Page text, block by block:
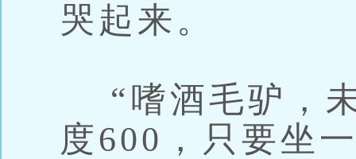
哭起来。
“嗜酒毛驴，
度600，只要坐